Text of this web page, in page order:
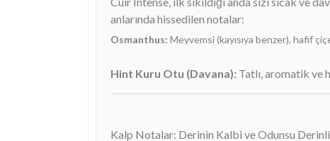
anlarında hissedilen notalar:
Osmanthus: Meyvemsi (kayısıya benzer), hafif
Hint Kuru Otu (Davana): Tatlı, aromatik ve
Kalp Notalar: Derinin Kalbi ve Odunsu